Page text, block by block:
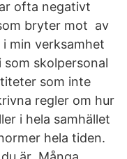
ofta negativt
bryter mot av
min verksamhet
skolpersonal
som inte
regler om hur
i hela samhället
hela tiden.